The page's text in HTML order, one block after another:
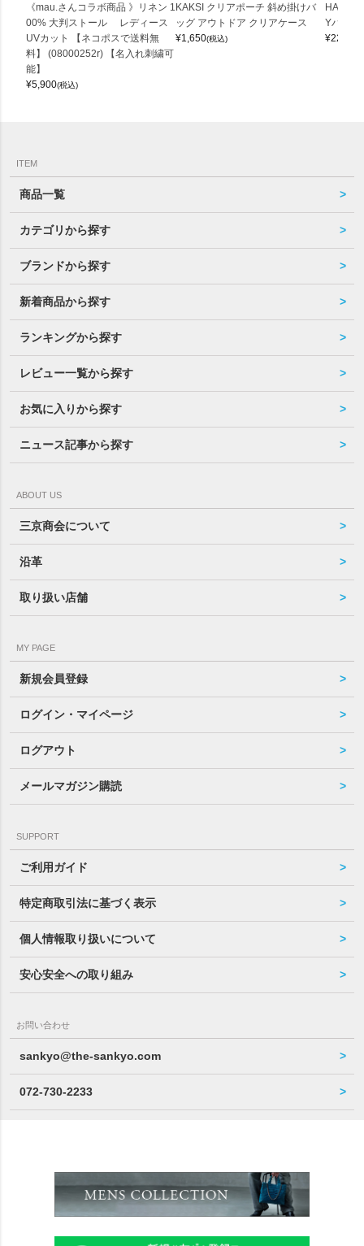
《mau.さんコラボ商品 》リネン 1
00% 大判ストール レディース
UVカット 【ネコポスで送料無
料】 (08000252r) 【名入れ刺繍可
能】
¥5,900(税込)
KAKSI クリアポーチ 斜め掛けバ
ッグ アウトドア クリアケース
¥1,650(税込)
Yバッグ
¥22,000
ITEM
商品一覧
カテゴリから探す
ブランドから探す
新着商品から探す
ランキングから探す
レビュー一覧から探す
お気に入りから探す
ニュース記事から探す
ABOUT US
三京商会について
沿革
取り扱い店舗
MY PAGE
新規会員登録
ログイン・マイページ
ログアウト
メールマガジン購読
SUPPORT
ご利用ガイド
特定商取引法に基づく表示
個人情報取り扱いについて
安心安全への取り組み
お問い合わせ
sankyo@the-sankyo.com
072-730-2233